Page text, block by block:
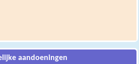
aandoeningen